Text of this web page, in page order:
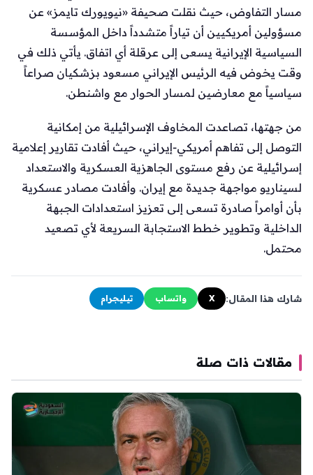
مسار التفاوض، حيث نقلت صحيفة «نيويورك تايمز» عن
مسؤولين أمريكيين أن تياراً متشدداً داخل المؤسسة
السياسية الإيرانية يسعى إلى عرقلة أي اتفاق. يأتي ذلك في
وقت يخوض فيه الرئيس الإيراني مسعود بزشكيان صراعاً
سياسياً مع معارضين لمسار الحوار مع واشنطن.
من جهتها، تصاعدت المخاوف الإسرائيلية من إمكانية
التوصل إلى تفاهم أمريكي‑إيراني، حيث أفادت تقارير إعلامية
إسرائيلية عن رفع مستوى الجاهزية العسكرية والاستعداد
لسيناريو مواجهة جديدة مع إيران. وأفادت مصادر عسكرية
بأن أوامراً صادرة تسعى إلى تعزيز استعدادات الجبهة
الداخلية وتطوير خطط الاستجابة السريعة لأي تصعيد
محتمل.
شارك هذا المقال: X واتساب تيليجرام
مقالات ذات صلة